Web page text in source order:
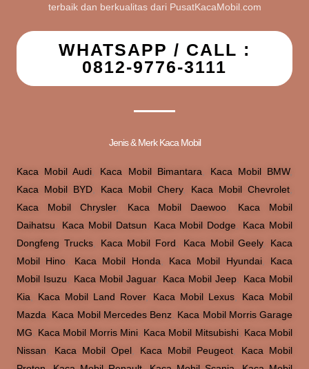
terbaik dan berkualitas dari PusatKacaMobil.com
WHATSAPP / CALL :
0812-9776-3111
Jenis & Merk Kaca Mobil
Kaca Mobil Audi Kaca Mobil Bimantara Kaca Mobil BMW,
Kaca Mobil BYD
Kaca Mobil Chery, Kaca Mobil Chevrolet
Kaca Mobil Chrysler, Kaca Mobil Daewoo
Kaca Mobil
Daihatsu
Kaca Mobil Datsun Kaca Mobil Dodge
Kaca Mobil
Dongfeng Trucks, Kaca Mobil Ford Kaca Mobil Geely, Kaca
Mobil Hino
Kaca Mobil Honda Kaca Mobil Hyundai, Kaca
Mobil Isuzu
Kaca Mobil Jaguar, Kaca Mobil Jeep
Kaca Mobil
Kia
Kaca Mobil Land Rover, Kaca Mobil Lexus
Kaca Mobil
Mazda
Kaca Mobil Mercedes Benz Kaca Mobil Morris Garage
MG
Kaca Mobil Morris Mini, Kaca Mobil Mitsubishi, Kaca Mobil
Nissan
Kaca Mobil Opel Kaca Mobil Peugeot
Kaca Mobil